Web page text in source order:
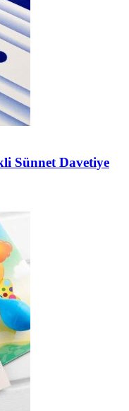
Sünnet Davetiye